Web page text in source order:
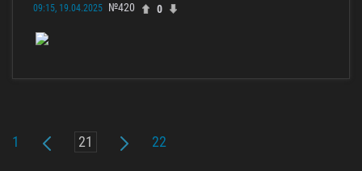
09:15, 19.04.2025 №420 0
1 22